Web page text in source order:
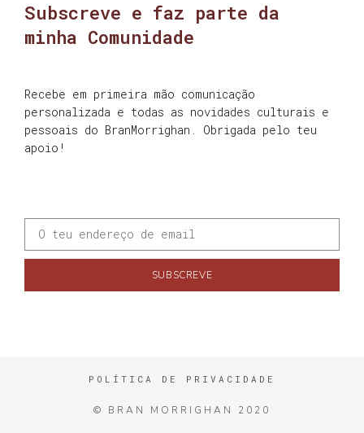
Subscreve e faz parte da
minha Comunidade
Recebe em primeira mão comunicação
personalizada e todas as novidades culturais e
pessoais do BranMorrighan. Obrigada pelo teu
apoio!
SUBSCREVE
POLÍTICA DE PRIVACIDADE
© BRAN MORRIGHAN 2020